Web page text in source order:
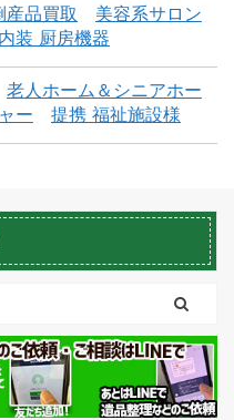
黒松内町不用品回収
産品買取
美容系サロン
装 厨房機器
老人ホーム＆シニアホー
ー 提携 福祉施設様